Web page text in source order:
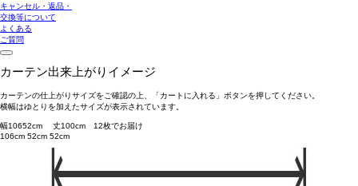
キャンセル・返品・
交換等について
よくある
ご質問
カーテン出来上がりイメージ
カーテンの仕上がりサイズをご確認の上、「カートに入れる」ボタンを押してください。
横幅はゆとりを加えたサイズが表示されています。
幅10652cm 丈100cm 12枚でお届け
106cm 52cm 52cm